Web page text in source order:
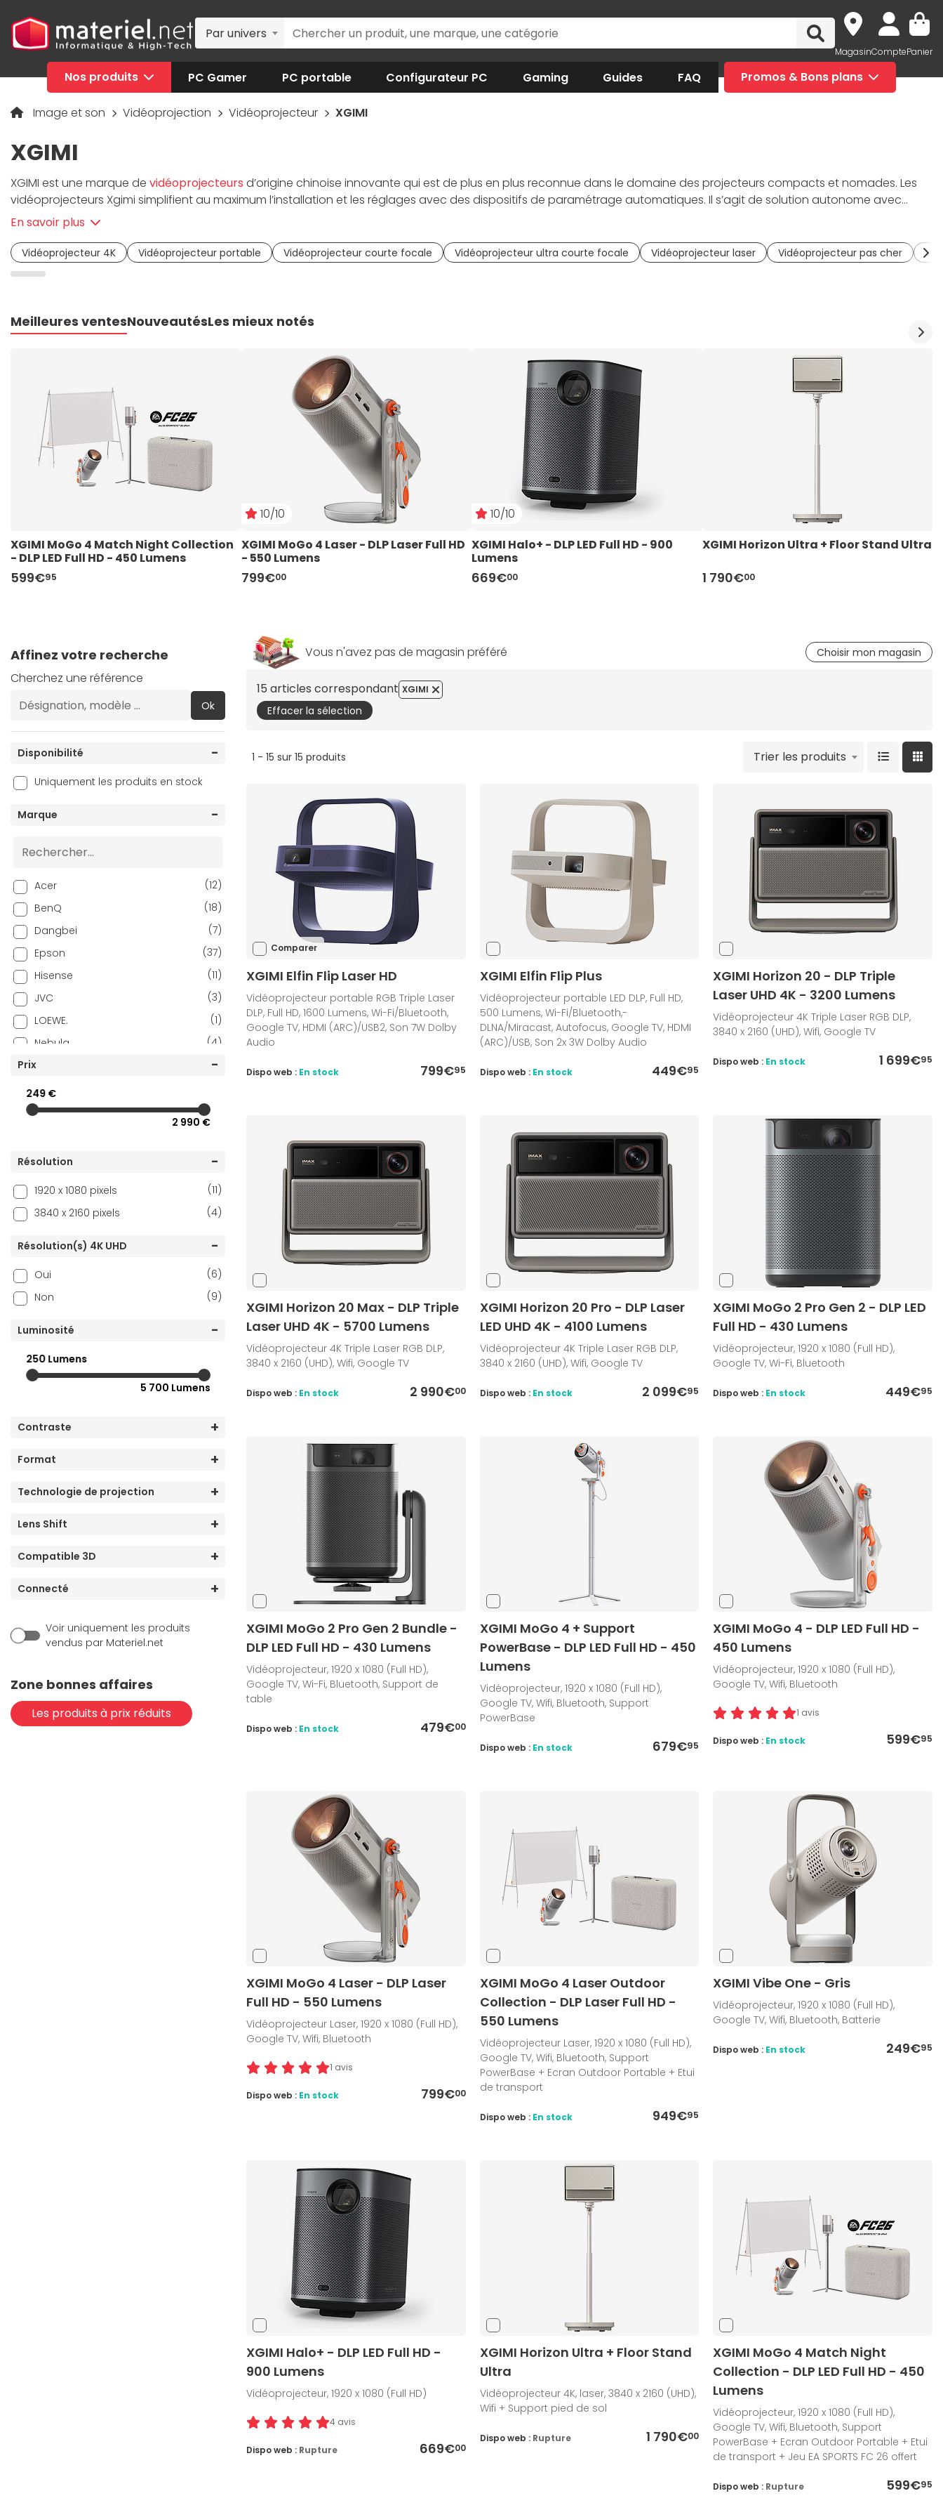
Par univers
MagasinComptePanier
Nos produits PC Gamer PC portable Configurateur PC Gaming Guides FAQ Promos & Bons plans
Image et son Vidéoprojection Vidéoprojecteur XGIMI
XGIMI
XGIMI est une marque de vidéoprojecteurs d’origine chinoise innovante qui est de plus en plus reconnue dans le domaine des projecteurs compacts et nomades. Les
vidéoprojecteurs Xgimi simplifient au maximum l’installation et les réglages avec des dispositifs de paramétrage automatiques. Il s’agit de solution autonome avec
système son intégré pour profiter partout d’une grande image. XGIMI travaille avec de nombreux partenaires de renom (Harman Kardon, Google, Texas Instrument …).
Ces projecteurs ont reçu de nombreux prix dans la presse spécialisée.
En savoir plus
Vidéoprojecteur 4K Vidéoprojecteur portable Vidéoprojecteur courte focale Vidéoprojecteur ultra courte focale Vidéoprojecteur laser Vidéoprojecteur pas cher
Meilleures ventesNouveautésLes mieux notés
XGIMI MoGo 4 Match Night Collection
- DLP LED Full HD - 450 Lumens
599€95
10/10
XGIMI MoGo 4 Laser - DLP Laser Full HD
- 550 Lumens
799€00
10/10
XGIMI Halo+ - DLP LED Full HD - 900
Lumens
669€00
XGIMI Horizon Ultra + Floor Stand Ultra
1 790€00
Affinez votre recherche
Cherchez une référence
Ok
Disponibilité
Uniquement les produits en stock
Marque
Acer
(12)
BenQ
(18)
Dangbei
(7)
Epson
(37)
Hisense
(11)
JVC
(3)
LOEWE.
(1)
Nebula
(4)
Optoma
(36)
Panasonic
Philips
TCL
(15)
Prix
249 €
2 990 €
Résolution
1920 x 1080 pixels
(11)
3840 x 2160 pixels
(4)
Résolution(s) 4K UHD
Oui
(6)
Non
(9)
Luminosité
250 Lumens
5 700 Lumens
Contraste
Format
Technologie de projection
Lens Shift
Compatible 3D
Connecté
Voir uniquement les produits
vendus par Materiel.net
Zone bonnes affaires
Les produits à prix réduits
Vous n'avez pas de magasin préféré Choisir mon magasin
15 articles correspondant
Effacer la sélection
XGIMI
1 - 15 sur 15 produits Trier les produits
Comparer
XGIMI Elfin Flip Laser HD
Vidéoprojecteur portable RGB Triple Laser
DLP, Full HD, 1600 Lumens, Wi-Fi/Bluetooth,
Google TV, HDMI (ARC)/USB2, Son 7W Dolby
Audio
799€95
Dispo web : En stock
XGIMI Elfin Flip Plus
Vidéoprojecteur portable LED DLP, Full HD,
500 Lumens, Wi-Fi/Bluetooth,-
DLNA/Miracast, Autofocus, Google TV, HDMI
(ARC)/USB, Son 2x 3W Dolby Audio
449€95
Dispo web : En stock
XGIMI Horizon 20 - DLP Triple
Laser UHD 4K - 3200 Lumens
Vidéoprojecteur 4K Triple Laser RGB DLP,
3840 x 2160 (UHD), Wifi, Google TV
1 699€95
Dispo web : En stock
XGIMI Horizon 20 Max - DLP Triple
Laser UHD 4K - 5700 Lumens
Vidéoprojecteur 4K Triple Laser RGB DLP,
3840 x 2160 (UHD), Wifi, Google TV
2 990€00
Dispo web : En stock
XGIMI Horizon 20 Pro - DLP Laser
LED UHD 4K - 4100 Lumens
Vidéoprojecteur 4K Triple Laser RGB DLP,
3840 x 2160 (UHD), Wifi, Google TV
2 099€95
Dispo web : En stock
XGIMI MoGo 2 Pro Gen 2 - DLP LED
Full HD - 430 Lumens
Vidéoprojecteur, 1920 x 1080 (Full HD),
Google TV, Wi-Fi, Bluetooth
449€95
Dispo web : En stock
XGIMI MoGo 2 Pro Gen 2 Bundle -
DLP LED Full HD - 430 Lumens
Vidéoprojecteur, 1920 x 1080 (Full HD),
Google TV, Wi-Fi, Bluetooth, Support de
table
479€00
Dispo web : En stock
XGIMI MoGo 4 + Support
PowerBase - DLP LED Full HD - 450
Lumens
Vidéoprojecteur, 1920 x 1080 (Full HD),
Google TV, Wifi, Bluetooth, Support
PowerBase
679€95
Dispo web : En stock
XGIMI MoGo 4 - DLP LED Full HD -
450 Lumens
Vidéoprojecteur, 1920 x 1080 (Full HD),
Google TV, Wifi, Bluetooth
1 avis
599€95
Dispo web : En stock
XGIMI MoGo 4 Laser - DLP Laser
Full HD - 550 Lumens
Vidéoprojecteur Laser, 1920 x 1080 (Full HD),
Google TV, Wifi, Bluetooth
1 avis
799€00
Dispo web : En stock
XGIMI MoGo 4 Laser Outdoor
Collection - DLP Laser Full HD -
550 Lumens
Vidéoprojecteur Laser, 1920 x 1080 (Full HD),
Google TV, Wifi, Bluetooth, Support
PowerBase + Ecran Outdoor Portable + Etui
de transport
949€95
Dispo web : En stock
XGIMI Vibe One - Gris
Vidéoprojecteur, 1920 x 1080 (Full HD),
Google TV, Wifi, Bluetooth, Batterie
249€95
Dispo web : En stock
XGIMI Halo+ - DLP LED Full HD -
900 Lumens
Vidéoprojecteur, 1920 x 1080 (Full HD)
4 avis
669€00
Dispo web : Rupture
XGIMI Horizon Ultra + Floor Stand
Ultra
Vidéoprojecteur 4K, laser, 3840 x 2160 (UHD),
Wifi + Support pied de sol
1 790€00
Dispo web : Rupture
XGIMI MoGo 4 Match Night
Collection - DLP LED Full HD - 450
Lumens
Vidéoprojecteur, 1920 x 1080 (Full HD),
Google TV, Wifi, Bluetooth, Support
PowerBase + Ecran Outdoor Portable + Etui
de transport + Jeu EA SPORTS FC 26 offert
599€95
Dispo web : Rupture